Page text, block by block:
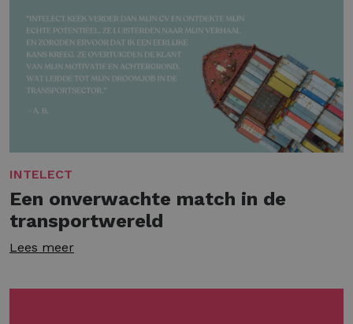
INTELECT
Een onverwachte match in de
transportwereld
Lees meer